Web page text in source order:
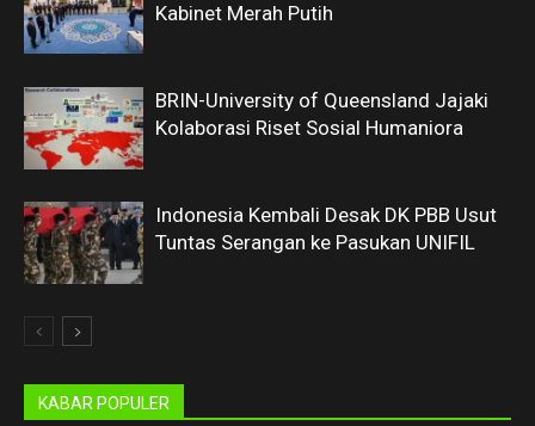
Kabinet Merah Putih
BRIN-University of Queensland Jajaki
Kolaborasi Riset Sosial Humaniora
Indonesia Kembali Desak DK PBB Usut
Tuntas Serangan ke Pasukan UNIFIL
KABAR POPULER